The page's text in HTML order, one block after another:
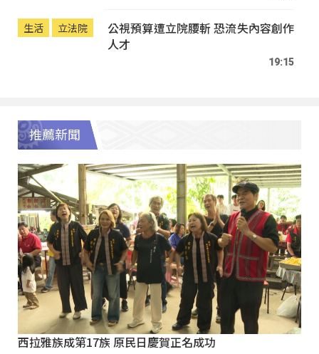
生活 立法院
公視預算遭立院腰斬 恐流失內容創作
人才
19:15
推薦新聞
西拉雅族成第17族 原民日慶賀正名成功